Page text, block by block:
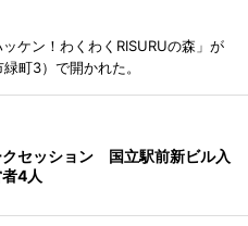
ケン！わくわくRISURUの森」が
町3）で開かれた。
クセッション 国立駅前新ビル入
4人